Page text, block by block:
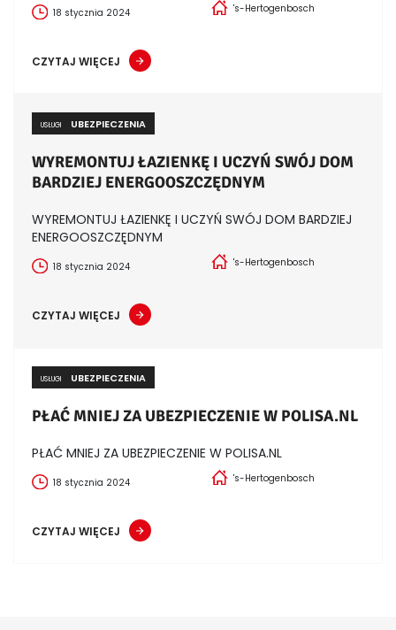
18 stycznia 2024 's-Hertogenbosch
CZYTAJ WIĘCEJ
USŁUGI UBEZPIECZENIA
WYREMONTUJ ŁAZIENKĘ I UCZYŃ SWÓJ DOM
BARDZIEJ ENERGOOSZCZĘDNYM
WYREMONTUJ ŁAZIENKĘ I UCZYŃ SWÓJ DOM BARDZIEJ
ENERGOOSZCZĘDNYM
18 stycznia 2024 's-Hertogenbosch
CZYTAJ WIĘCEJ
USŁUGI UBEZPIECZENIA
PŁAĆ MNIEJ ZA UBEZPIECZENIE W POLISA.NL
PŁAĆ MNIEJ ZA UBEZPIECZENIE W POLISA.NL
18 stycznia 2024 's-Hertogenbosch
CZYTAJ WIĘCEJ